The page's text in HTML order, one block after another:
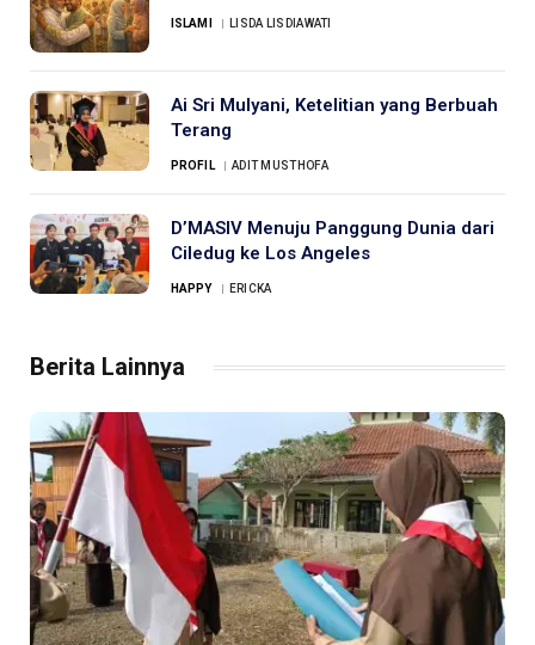
ISLAMI LISDA LISDIAWATI
Ai Sri Mulyani, Ketelitian yang Berbuah
Terang
PROFIL ADIT MUSTHOFA
D’MASIV Menuju Panggung Dunia dari
Ciledug ke Los Angeles
HAPPY ERICKA
Berita Lainnya